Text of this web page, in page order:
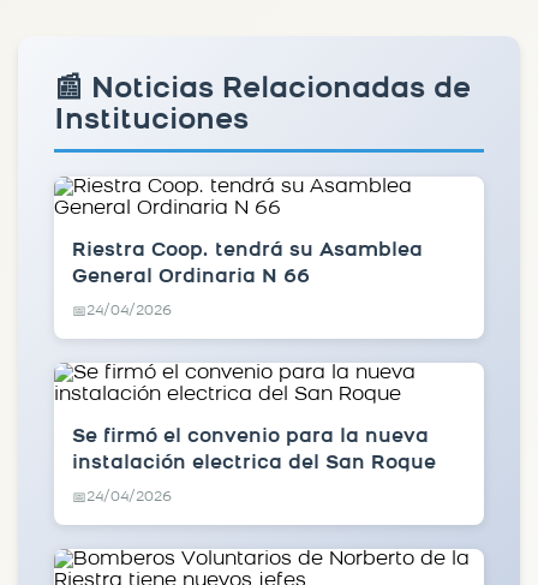
📰 Noticias Relacionadas de
Instituciones
Riestra Coop. tendrá su Asamblea
General Ordinaria N 66
📅24/04/2026
Se firmó el convenio para la nueva
instalación electrica del San Roque
📅24/04/2026